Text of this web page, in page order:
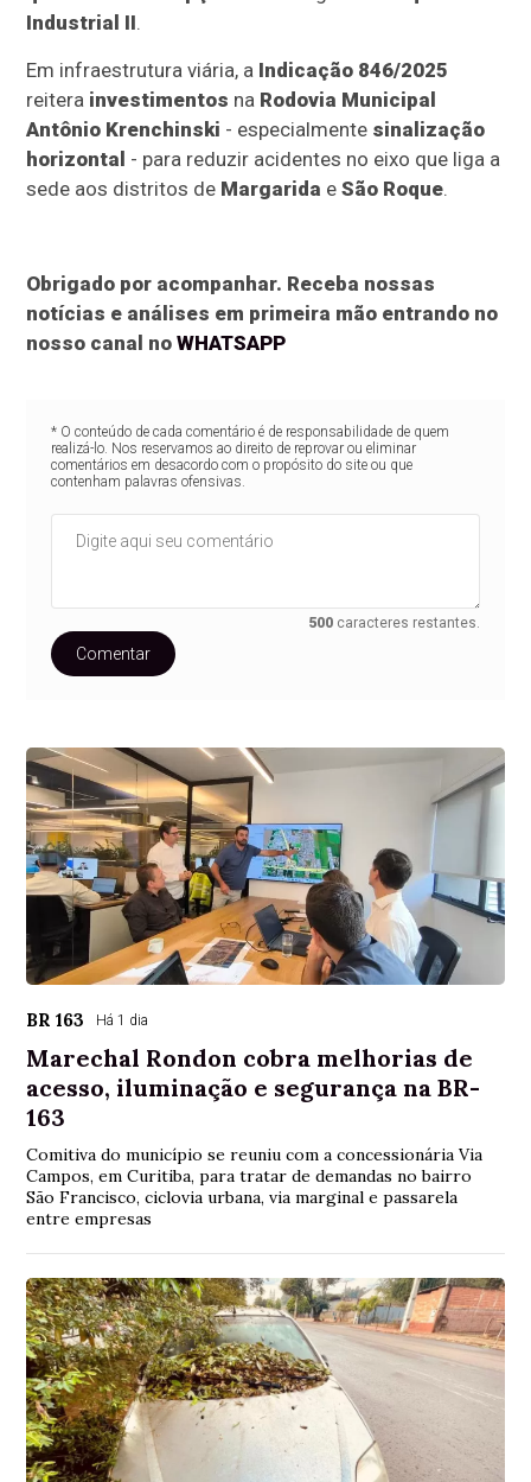
Industrial II.
Em infraestrutura viária, a Indicação 846/2025
reitera investimentos na Rodovia Municipal
Antônio Krenchinski - especialmente sinalização
horizontal - para reduzir acidentes no eixo que liga a
sede aos distritos de Margarida eSão Roque.
Obrigado por acompanhar. Receba nossas
notícias e análises em primeira mão entrando no
nosso canal noWHATSAPP
* O conteúdo de cada comentário é de responsabilidade de quem
realizá-lo. Nos reservamos ao direito de reprovar ou eliminar
comentários em desacordo com o propósito do site ou que
contenham palavras ofensivas.
500 caracteres restantes.
Comentar
BR 163 Há 1 dia
Marechal Rondon cobra melhorias de
acesso, iluminação e segurança na BR-
163
Comitiva do município se reuniu com a concessionária Via
Campos, em Curitiba, para tratar de demandas no bairro
São Francisco, ciclovia urbana, via marginal e passarela
entre empresas